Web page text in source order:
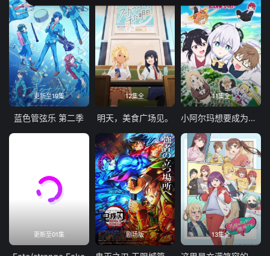
更新至19集
蓝色管弦乐 第二季
12集全
明天，美食广场见。
11集全
小阿尔玛想要成为家人
更新至01集 剧场版 13集全